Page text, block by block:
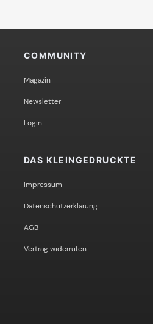
COMMUNITY
Magazin
Newsletter
Login
DAS KLEINGEDRUCKTE
Impressum
Datenschutzerklärung
AGB
Vertrag widerrufen